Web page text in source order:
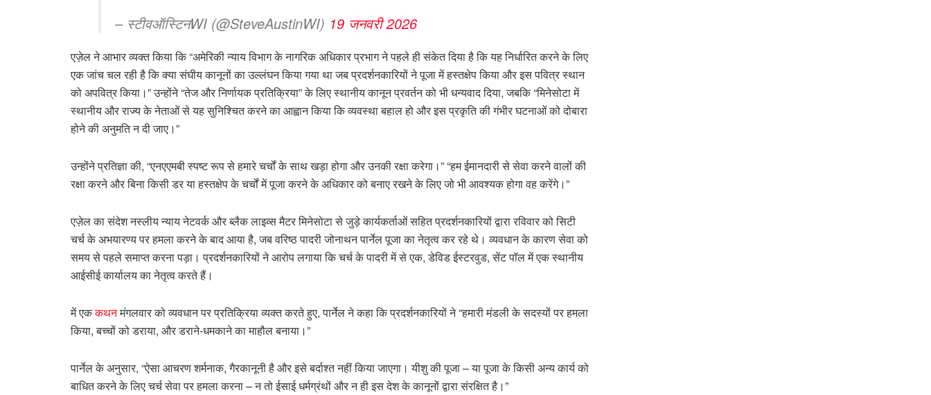
– स्टीवऑस्टिनWI (@SteveAustinWI) 19 जनवरी 2026
एज़ेल ने आभार व्यक्त किया कि “अमेरिकी न्याय विभाग के नागरिक अधिकार प्रभाग ने पहले ही संकेत दिया है कि यह निर्धारित करने के लिए
एक जांच चल रही है कि क्या संघीय कानूनों का उल्लंघन किया गया था जब प्रदर्शनकारियों ने पूजा में हस्तक्षेप किया और इस पवित्र स्थान
को अपवित्र किया।” उन्होंने “तेज और निर्णायक प्रतिक्रिया” के लिए स्थानीय कानून प्रवर्तन को भी धन्यवाद दिया, जबकि “मिनेसोटा में
स्थानीय और राज्य के नेताओं से यह सुनिश्चित करने का आह्वान किया कि व्यवस्था बहाल हो और इस प्रकृति की गंभीर घटनाओं को दोबारा
होने की अनुमति न दी जाए।”
उन्होंने प्रतिज्ञा की, “एनएएमबी स्पष्ट रूप से हमारे चर्चों के साथ खड़ा होगा और उनकी रक्षा करेगा।” “हम ईमानदारी से सेवा करने वालों की
रक्षा करने और बिना किसी डर या हस्तक्षेप के चर्चों में पूजा करने के अधिकार को बनाए रखने के लिए जो भी आवश्यक होगा वह करेंगे।”
एज़ेल का संदेश नस्लीय न्याय नेटवर्क और ब्लैक लाइव्स मैटर मिनेसोटा से जुड़े कार्यकर्ताओं सहित प्रदर्शनकारियों द्वारा रविवार को सिटी
चर्च के अभयारण्य पर हमला करने के बाद आया है, जब वरिष्ठ पादरी जोनाथन पार्नेल पूजा का नेतृत्व कर रहे थे। व्यवधान के कारण सेवा को
समय से पहले समाप्त करना पड़ा। प्रदर्शनकारियों ने आरोप लगाया कि चर्च के पादरी में से एक, डेविड ईस्टरवुड, सेंट पॉल में एक स्थानीय
आईसीई कार्यालय का नेतृत्व करते हैं।
में एककथनमंगलवार को व्यवधान पर प्रतिक्रिया व्यक्त करते हुए, पार्नेल ने कहा कि प्रदर्शनकारियों ने “हमारी मंडली के सदस्यों पर हमला
किया, बच्चों को डराया, और डराने-धमकाने का माहौल बनाया।”
पार्नेल के अनुसार, “ऐसा आचरण शर्मनाक, गैरकानूनी है और इसे बर्दाश्त नहीं किया जाएगा। यीशु की पूजा – या पूजा के किसी अन्य कार्य को
बाधित करने के लिए चर्च सेवा पर हमला करना – न तो ईसाई धर्मग्रंथों और न ही इस देश के कानूनों द्वारा संरक्षित है।”